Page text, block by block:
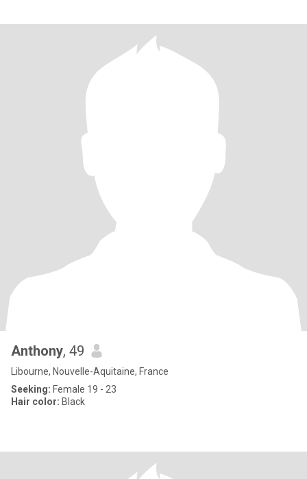
Anthony, 49
Libourne, Nouvelle-Aquitaine, France
Seeking: Female 19 - 23
Hair color: Black